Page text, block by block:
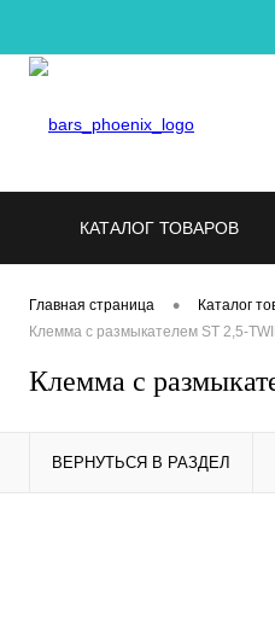
КАТАЛОГ ТОВАРОВ
Главная страница • Каталог
Клемма с размыкателем ST 2,5-
Клемма с
ВЕРНУТЬСЯ В РАЗДЕЛ